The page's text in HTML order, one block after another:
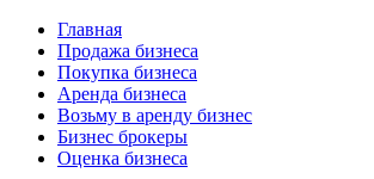
Главная
Продажа бизнеса
Покупка бизнеса
Аренда бизнеса
Возьму в аренду бизнес
Бизнес брокеры
Оценка бизнеса